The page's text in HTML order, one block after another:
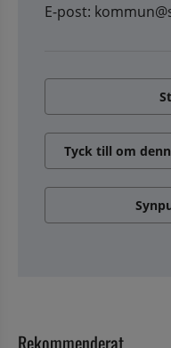
E-post:
Tyck till om
Rekommenderat